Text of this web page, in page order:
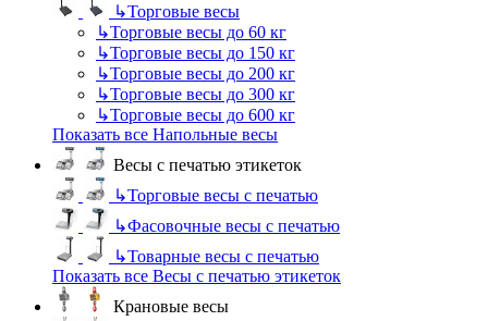
↳Торговые весы
↳Торговые весы до 60 кг
↳Торговые весы до 150 кг
↳Торговые весы до 200 кг
↳Торговые весы до 300 кг
↳Торговые весы до 600 кг
Показать все Напольные весы
Весы с печатью этикеток
↳Торговые весы с печатью
↳Фасовочные весы с печатью
↳Товарные весы с печатью
Показать все Весы с печатью этикеток
Крановые весы